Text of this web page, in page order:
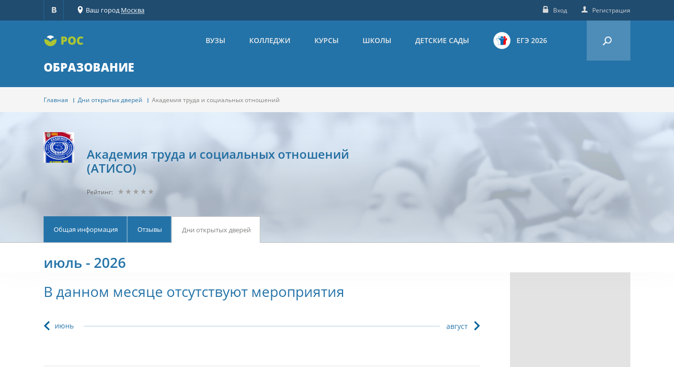
Ваш городМосква Регистрация
Вход
ОБРАЗОВАНИЕ
ВУЗЫ КОЛЛЕДЖИ КУРСЫ ШКОЛЫ ДЕТСКИЕ САДЫ ЕГЭ 2026
Главная Дни открытых дверей Академия труда и социальных отношений
Академия труда и социальных отношений
(АТИСО)
Рейтинг:
Общая информация Отзывы Дни открытых дверей
июль - 2026
В данном месяце отсутствуют мероприятия
июнь август